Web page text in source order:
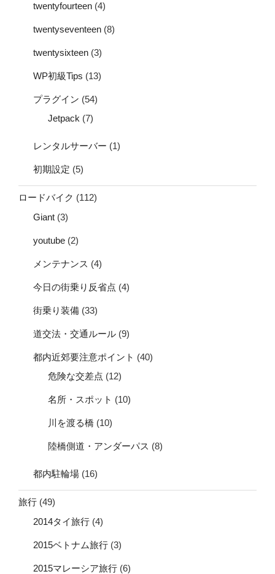
twentyfourteen (4)
twentyseventeen (8)
twentysixteen (3)
WP初級Tips (13)
プラグイン (54)
Jetpack (7)
レンタルサーバー (1)
初期設定 (5)
ロードバイク (112)
Giant (3)
youtube (2)
メンテナンス (4)
今日の街乗り反省点 (4)
街乗り装備 (33)
道交法・交通ルール (9)
都内近郊要注意ポイント (40)
危険な交差点 (12)
名所・スポット (10)
川を渡る橋 (10)
陸橋側道・アンダーパス (8)
都内駐輪場 (16)
旅行 (49)
2014タイ旅行 (4)
2015ベトナム旅行 (3)
2015マレーシア旅行 (6)